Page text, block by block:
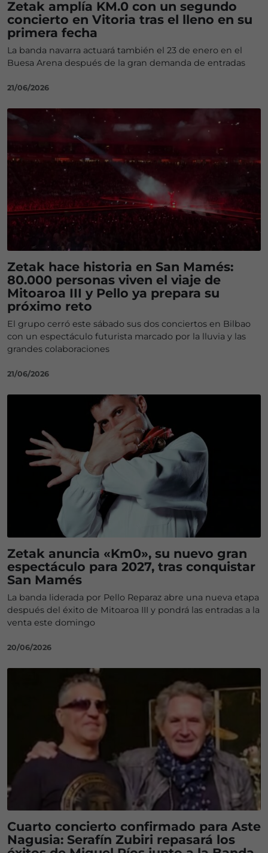
Zetak amplía KM.0 con un segundo
concierto en Vitoria tras el lleno en su
primera fecha
La banda navarra actuará también el 23 de enero en el
Buesa Arena después de la gran demanda de entradas
21/06/2026
Zetak hace historia en San Mamés:
80.000 personas viven el viaje de
Mitoaroa III y Pello ya prepara su
próximo reto
El grupo cerró este sábado sus dos conciertos en Bilbao
con un espectáculo futurista marcado por la lluvia y las
grandes colaboraciones
21/06/2026
Zetak anuncia «Km0», su nuevo gran
espectáculo para 2027, tras conquistar
San Mamés
La banda liderada por Pello Reparaz abre una nueva etapa
después del éxito de Mitoaroa III y pondrá las entradas a la
venta este domingo
20/06/2026
Cuarto concierto confirmado para Aste
Nagusia: Serafín Zubiri repasará los